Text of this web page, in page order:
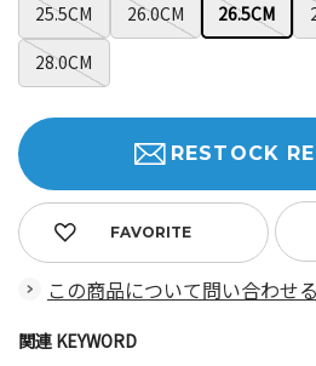
25.5CM
26.0CM 26.5CM
28.0CM
FAVORITE
RESTOCK
この商品について問い合わせる
関連 KEYWORD